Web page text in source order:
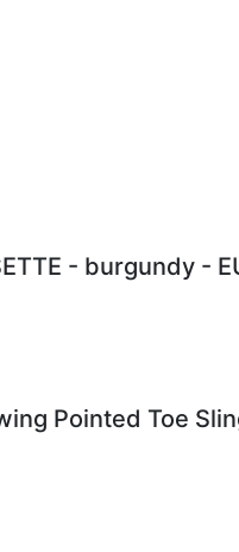
- burgundy -
Pointed Toe